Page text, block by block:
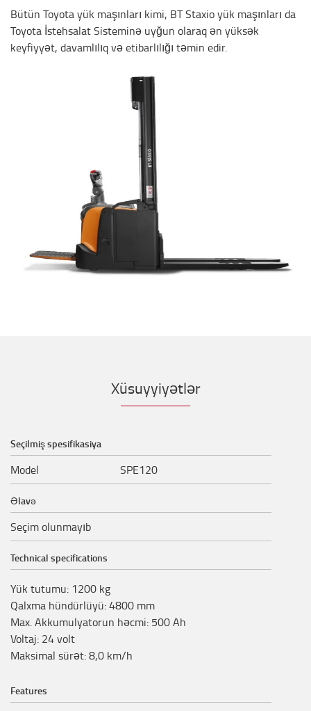
Bütün Toyota yük maşınları kimi, BT Staxio yük maşınları da
Toyota İstehsalat Sisteminə uyğun olaraq ən yüksək
keyfiyyət, davamlılıq və etibarlılığı təmin edir.
Xüsuyyiyətlər
Seçilmiş spesifikasiya
Model SPE120
Əlavə
Seçim olunmayıb
Technical specifications
Yük tutumu: 1200 kg
Qalxma hündürlüyü:4800 mm
Max. Akkumulyatorun həcmi: 500Ah
Voltaj: 24volt
Maksimal sürət:8,0 km/h
Features